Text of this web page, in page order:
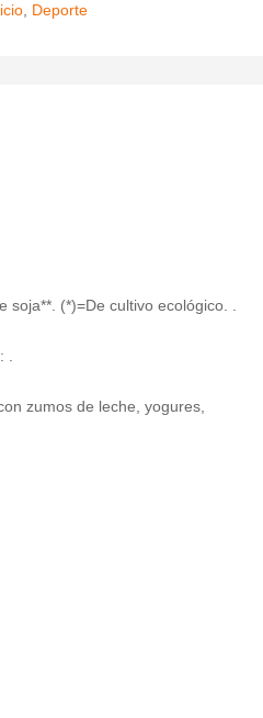
, Deporte
soja**. (*)=De cultivo ecológico. .
.
zumos de leche, yogures,